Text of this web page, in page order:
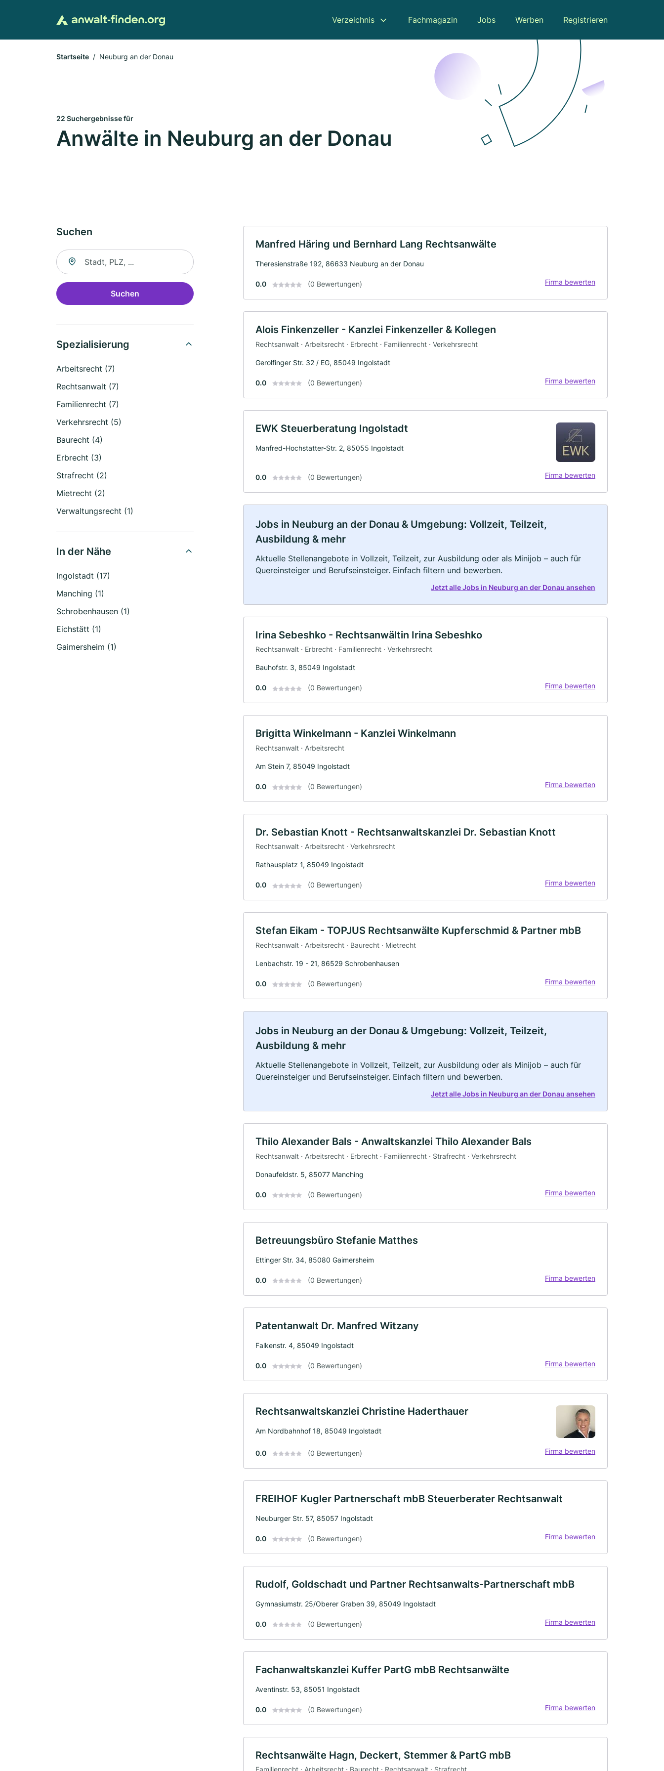
Verzeichnis Fachmagazin Jobs Werben Registrieren
Startseite Neuburg an der Donau
22 Suchergebnisse für
Anwälte in Neuburg an der Donau
Suchen
Suche nach Ort
Suchen
Spezialisierung
Arbeitsrecht (7)
Rechtsanwalt (7)
Familienrecht (7)
Verkehrsrecht (5)
Baurecht (4)
Erbrecht (3)
Strafrecht (2)
Mietrecht (2)
Verwaltungsrecht (1)
In der Nähe
Ingolstadt (17)
Manching (1)
Schrobenhausen (1)
Eichstätt (1)
Gaimersheim (1)
Manfred Häring und Bernhard Lang Rechtsanwälte
Theresienstraße 192, 86633 Neuburg an der Donau
0.0 (0 Bewertungen) Firma bewerten
Alois Finkenzeller - Kanzlei Finkenzeller & Kollegen
Rechtsanwalt · Arbeitsrecht · Erbrecht · Familienrecht · Verkehrsrecht
Gerolfinger Str. 32 / EG, 85049 Ingolstadt
0.0 (0 Bewertungen) Firma bewerten
EWK Steuerberatung Ingolstadt
Manfred-Hochstatter-Str. 2, 85055 Ingolstadt
0.0 (0 Bewertungen) Firma bewerten
Jobs in Neuburg an der Donau & Umgebung: Vollzeit, Teilzeit,
Ausbildung & mehr
Aktuelle Stellenangebote in Vollzeit, Teilzeit, zur Ausbildung oder als Minijob – auch für
Quereinsteiger und Berufseinsteiger. Einfach filtern und bewerben.
Jetzt alle Jobs in Neuburg an der Donau ansehen
Irina Sebeshko - Rechtsanwältin Irina Sebeshko
Rechtsanwalt · Erbrecht · Familienrecht · Verkehrsrecht
Bauhofstr. 3, 85049 Ingolstadt
0.0 (0 Bewertungen) Firma bewerten
Brigitta Winkelmann - Kanzlei Winkelmann
Rechtsanwalt · Arbeitsrecht
Am Stein 7, 85049 Ingolstadt
0.0 (0 Bewertungen) Firma bewerten
Dr. Sebastian Knott - Rechtsanwaltskanzlei Dr. Sebastian Knott
Rechtsanwalt · Arbeitsrecht · Verkehrsrecht
Rathausplatz 1, 85049 Ingolstadt
0.0 (0 Bewertungen) Firma bewerten
Stefan Eikam - TOPJUS Rechtsanwälte Kupferschmid & Partner mbB
Rechtsanwalt · Arbeitsrecht · Baurecht · Mietrecht
Lenbachstr. 19 - 21, 86529 Schrobenhausen
0.0 (0 Bewertungen) Firma bewerten
Jobs in Neuburg an der Donau & Umgebung: Vollzeit, Teilzeit,
Ausbildung & mehr
Aktuelle Stellenangebote in Vollzeit, Teilzeit, zur Ausbildung oder als Minijob – auch für
Quereinsteiger und Berufseinsteiger. Einfach filtern und bewerben.
Jetzt alle Jobs in Neuburg an der Donau ansehen
Thilo Alexander Bals - Anwaltskanzlei Thilo Alexander Bals
Rechtsanwalt · Arbeitsrecht · Erbrecht · Familienrecht · Strafrecht · Verkehrsrecht
Donaufeldstr. 5, 85077 Manching
0.0 (0 Bewertungen) Firma bewerten
Betreuungsbüro Stefanie Matthes
Ettinger Str. 34, 85080 Gaimersheim
0.0 (0 Bewertungen) Firma bewerten
Patentanwalt Dr. Manfred Witzany
Falkenstr. 4, 85049 Ingolstadt
0.0 (0 Bewertungen) Firma bewerten
Rechtsanwaltskanzlei Christine Haderthauer
Am Nordbahnhof 18, 85049 Ingolstadt
0.0 (0 Bewertungen) Firma bewerten
FREIHOF Kugler Partnerschaft mbB Steuerberater Rechtsanwalt
Neuburger Str. 57, 85057 Ingolstadt
0.0 (0 Bewertungen) Firma bewerten
Rudolf, Goldschadt und Partner Rechtsanwalts-Partnerschaft mbB
Gymnasiumstr. 25/Oberer Graben 39, 85049 Ingolstadt
0.0 (0 Bewertungen) Firma bewerten
Fachanwaltskanzlei Kuffer PartG mbB Rechtsanwälte
Aventinstr. 53, 85051 Ingolstadt
0.0 (0 Bewertungen) Firma bewerten
Rechtsanwälte Hagn, Deckert, Stemmer & PartG mbB